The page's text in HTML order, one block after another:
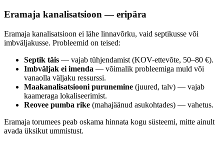
Eramaja kanalisatsioon — eripära
Eramaja kanalisatsioon ei lähe linnavõrku, vaid septikusse või
imbväljakusse. Probleemid on teised:
Septik täis — vajab tühjendamist (KOV-ettevõte, 50–80 €).
Imbväljak ei imenda — võimalik probleemiga muld või
vanaolla väljaku ressurssi.
Maakanalisatsiooni purunemine (juured, talv) — vajab
kaameraga lokaliseerimist.
Reovee pumba rike (mahajäänud asukohtades) — vahetus.
Eramaja torumees peab oskama hinnata kogu süsteemi, mitte ainult
avada üksikut ummistust.